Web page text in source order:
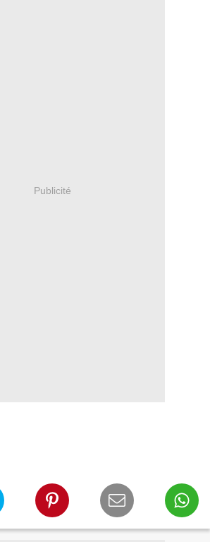
Publicité